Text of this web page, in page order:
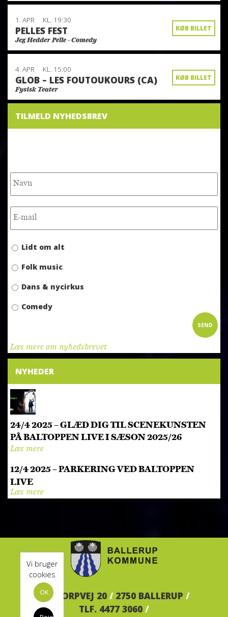
1. APR KL. 19:30
PELLES FEST
Jeg Hedder Pelle - Comedy
KØB BILLET
4. APR KL. 15:00
GLOB – LES FOUTOUKOURS (CA)
Fysisk Teater
KØB BILLET
TILMELD NYHEDSBREV
Lidt om alt
Folk music
Dans & nycirkus
Comedy
Læs mere om nyhedsbrevet
SEND
NYHEDER
24/4 2025 – GLÆD DIG TIL SCENEKUNSTEN
PÅ BALTOPPEN LIVE I SÆSON 2025/26
Læs mere
12/4 2025 – PARKERING VED BALTOPPEN
LIVE
Læs mere
Vi bruger
cookies
OK
BALTORPVEJ 20 / 2750 BALLERUP /
TLF. 4477 3060 /